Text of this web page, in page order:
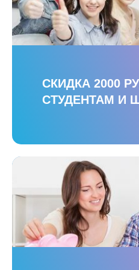
СКИДКА 2000
СТУДЕНТАМ И